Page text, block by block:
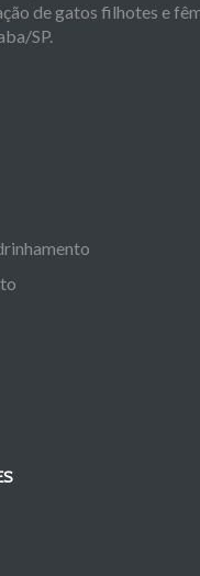
de gatos filhotes e
SP.